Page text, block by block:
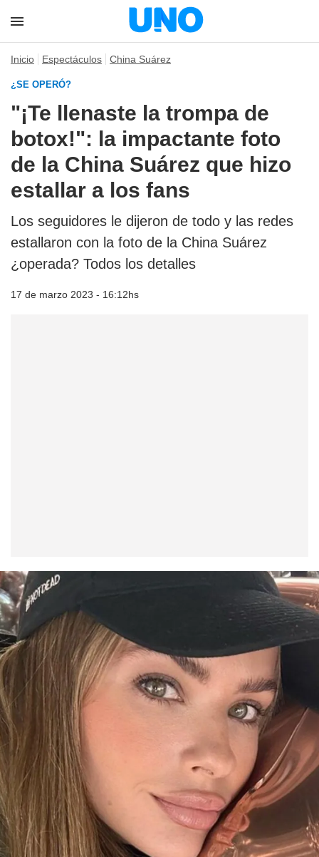
Inicio Espectáculos China Suárez
¿SE OPERÓ?
"¡Te llenaste la trompa de
botox!": la impactante foto
de la China Suárez que hizo
estallar a los fans
Los seguidores le dijeron de todo y las redes
estallaron con la foto de la China Suárez
¿operada? Todos los detalles
17 de marzo 2023 - 16:12hs